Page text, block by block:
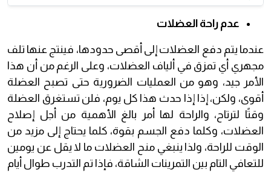
عدم راحة العضلات
عندما يتم دفع العضلات إلى أقصى حدودها، فينتج عنها تلف
مجهري أي تمزق في ألياف العضلات، وعلى الرغم من أن هذا
الأمر جيد، وهو من العمليات الضرورية حتى تصبح العضلة
أقوى، ولكن، إذا إذا حدث هذا كل يوم، فلن تستغرق العضلة
وقتًا لترتاح، والراحة لها أمر بالغ الأهمية من أجل إصلاح
العضلات، وكلما دفع الجسم بقوة، كلما يحتاج إلى مزيد من
الوقت للراحة، ولذا ينبغي منح العضلات ما لا يقل عن يومين
للتعافي التام بين التمرينات الشاقة، فإذا تم التدرب طوال أيام